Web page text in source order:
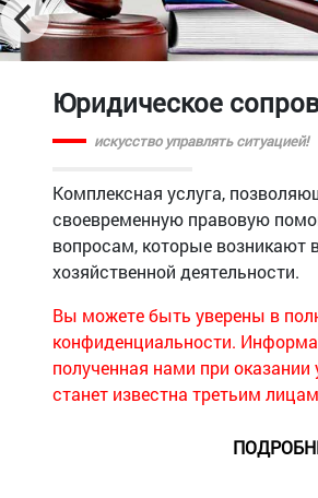
Юридическое
искусство управлять ситуацией!
Комплексная услуга,
своевременную правовую
вопросам, которые возникают
хозяйственной деятельности.
Вы можете быть уверены в
конфиденциальности.
полученная нами при оказании
станет известна третьим